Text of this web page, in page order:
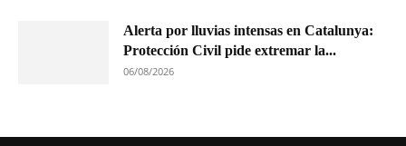
Alerta por lluvias intensas en Catalunya:
Protección Civil pide extremar la...
06/08/2026